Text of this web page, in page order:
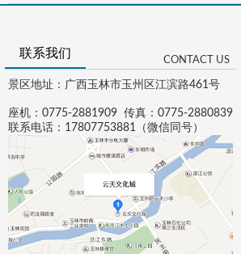
联系我们
CONTACT US
景区地址：广西玉林市玉州区江滨路461号
座机：0775-2881909 传真：0775-2880839
联系电话：17807753881（微信同号）